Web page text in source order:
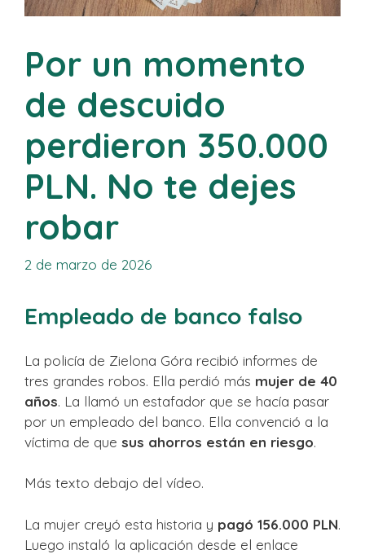
Por un momento
de descuido
perdieron 350.000
PLN. No te dejes
robar
2 de marzo de 2026
Empleado de banco falso
La policía de Zielona Góra recibió informes de
tres grandes robos. Ella perdió más mujer de 40
años. La llamó un estafador que se hacía pasar
por un empleado del banco. Ella convenció a la
víctima de que sus ahorros están en riesgo.
Más texto debajo del vídeo.
La mujer creyó esta historia y pagó 156.000 PLN.
Luego instaló la aplicación desde el enlace